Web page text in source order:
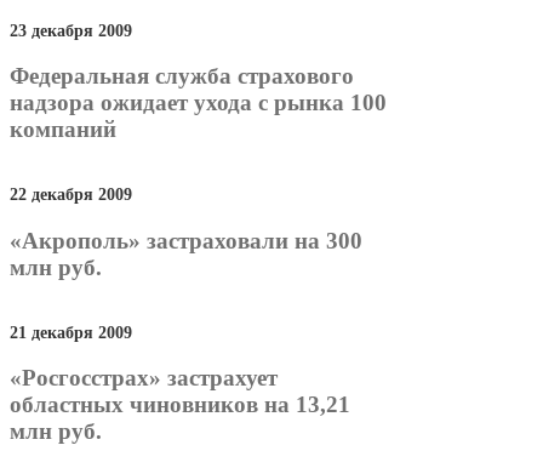
23 декабря 2009
Федеральная служба страхового
надзора ожидает ухода с рынка 100
компаний
22 декабря 2009
«Акрополь» застраховали на 300
млн руб.
21 декабря 2009
«Росгосстрах» застрахует
областных чиновников на 13,21
млн руб.